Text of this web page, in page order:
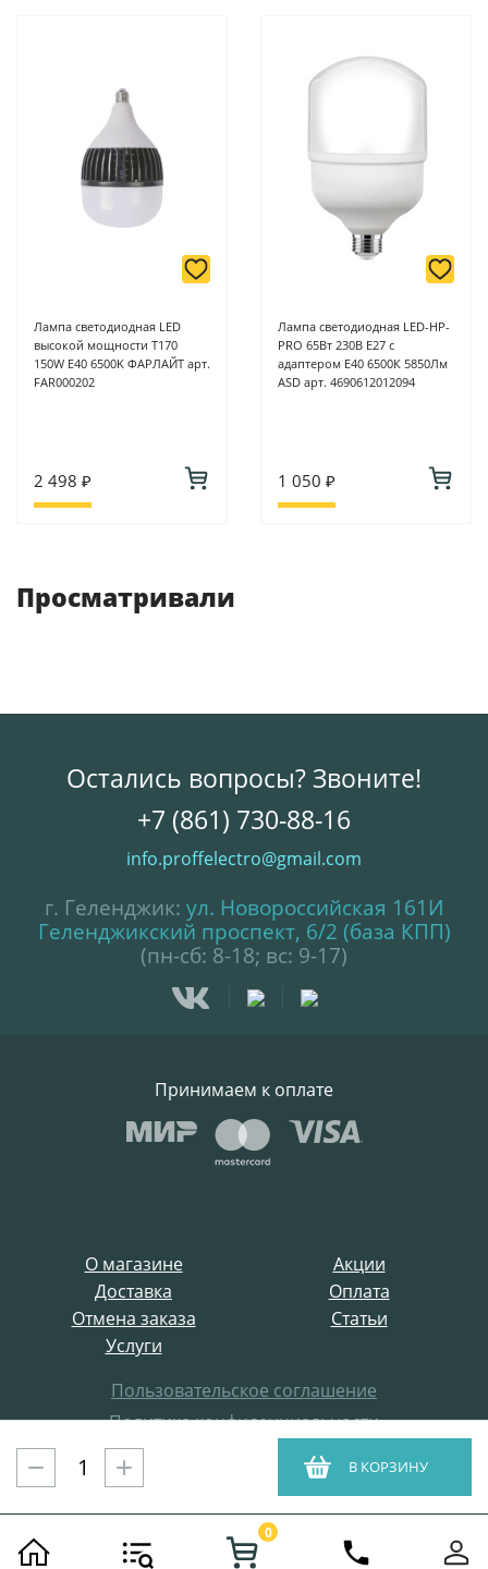
В КОРЗИНУ
Лампа светодиодная LED
высокой мощности Т170
150W E40 6500K ФАРЛАЙТ арт.
FAR000202
2 498 ₽
Лампа светодиодная LED-HP-
PRO 65Вт 230В E27 с
адаптером Е40 6500К 5850Лм
ASD арт. 4690612012094
1 050 ₽
Просматривали
О магазине
Акции
Доставка
Оплата
Отмена заказа
Статьи
Услуги
Пользовательское соглашение
Политика конфиденциальности
Все права защищены
ProffElectro.ru © 2021
Остались вопросы? Звоните!
+7 (861) 730-88-16
info.proffelectro@gmail.com
г. Геленджик: ул. Новороссийская 161И
Геленджикский проспект, 6/2 (база КПП)
(пн-сб: 8-18; вс: 9-17)
Принимаем к оплате
0